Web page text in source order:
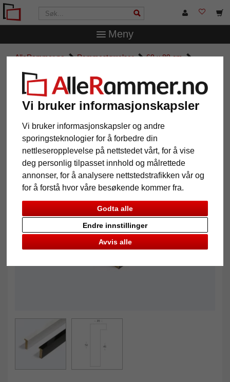
Vi bruker informasjonskapsler
Vi bruker informasjonskapsler og andre
sporingsteknologier for å forbedre din
nettleseropplevelse på nettstedet vårt, for å vise
deg personlig tilpasset innhold og målrettede
annonser, for å analysere nettstedstrafikken vår og
for å forstå hvor våre besøkende kommer fra.
Godta alle
Avvis alle
Endre innstillinger
Meny
AlleRammer.no Rammestørrelser
60 x 80 cm
Treramme Matrix B&W 20x52
Tilbake